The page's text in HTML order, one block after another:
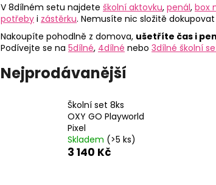
V 8dílném setu najdete školní aktovku, penál, box
potřeby i zástěrku. Nemusíte nic složitě
Nakoupíte pohodlně z domova, ušetříte čas i
Podívejte se na 5dílné, 4dílné nebo 3dílné školní
Nejprodávanější
Školní set 8ks
OXY GO Playworld
Pixel
Skladem (>5 ks)
3 140 Kč
STUDENTSKÝ BATOH OXY SCOOLER
DOTS PINK